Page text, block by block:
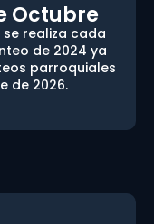
Octubre
realiza cada
de 2024 ya
parroquiales
de 2026.